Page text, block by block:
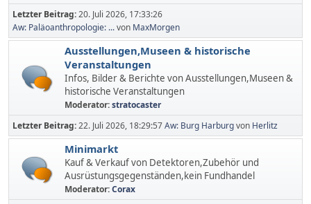
Letzter Beitrag:20. Juli 2026, 17:33:26
Aw: Paläoanthropologie: ...von MaxMorgen
Ausstellungen,Museen & historische
Veranstaltungen
Infos, Bilder & Berichte von Ausstellungen,Museen &
historische Veranstaltungen
Moderator:stratocaster
Letzter Beitrag:22. Juli 2026, 18:29:57Aw: Burg Harburgvon Herlitz
Minimarkt
Kauf & Verkauf von Detektoren,Zubehör und
Ausrüstungsgegenständen,kein Fundhandel
Moderator:Corax